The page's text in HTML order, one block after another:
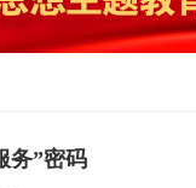
务”密码